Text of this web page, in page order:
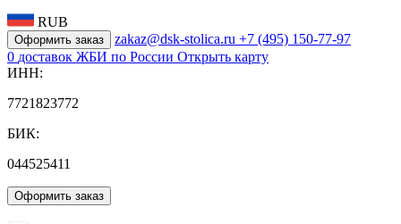
RUB
Оформить заказ zakaz@dsk-stolica.ru +7 (495) 150-77-97
0 доставок ЖБИ по России Открыть карту
ИНН:
7721823772
БИК:
044525411
Оформить заказ